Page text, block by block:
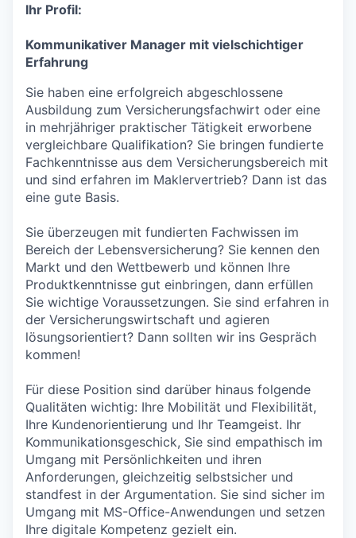
Ihr Profil:
Kommunikativer Manager mit vielschichtiger
Erfahrung
Sie haben eine erfolgreich abgeschlossene
Ausbildung zum Versicherungsfachwirt oder eine
in mehrjähriger praktischer Tätigkeit erworbene
vergleichbare Qualifikation? Sie bringen fundierte
Fachkenntnisse aus dem Versicherungsbereich mit
und sind erfahren im Maklervertrieb? Dann ist das
eine gute Basis.
Sie überzeugen mit fundierten Fachwissen im
Bereich der Lebensversicherung? Sie kennen den
Markt und den Wettbewerb und können Ihre
Produktkenntnisse gut einbringen, dann erfüllen
Sie wichtige Voraussetzungen. Sie sind erfahren in
der Versicherungswirtschaft und agieren
lösungsorientiert? Dann sollten wir ins Gespräch
kommen!
Für diese Position sind darüber hinaus folgende
Qualitäten wichtig: Ihre Mobilität und Flexibilität,
Ihre Kundenorientierung und Ihr Teamgeist. Ihr
Kommunikationsgeschick, Sie sind empathisch im
Umgang mit Persönlichkeiten und ihren
Anforderungen, gleichzeitig selbstsicher und
standfest in der Argumentation. Sie sind sicher im
Umgang mit MS-Office-Anwendungen und setzen
Ihre digitale Kompetenz gezielt ein.